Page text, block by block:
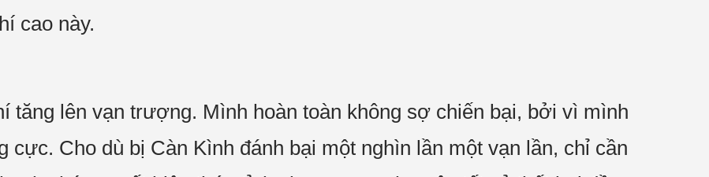
cao này.
tăng lên vạn trượng. Mình hoàn toàn không sợ chiến bại, bởi vì mình
cực. Cho dù bị Càn Kình đánh bại một nghìn lần một vạn lần, chỉ cần